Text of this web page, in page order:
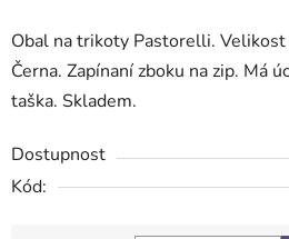
Obal na trikoty Pastorelli. Velikost
Černa. Zapínaní zboku na zip. Má
taška. Skladem.
Dostupnost
Kód: